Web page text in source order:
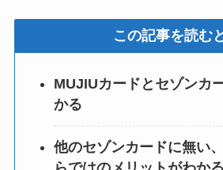
この記事を読む
MUJIUカードとセゾンカ
かる
他のセゾンカードに無い